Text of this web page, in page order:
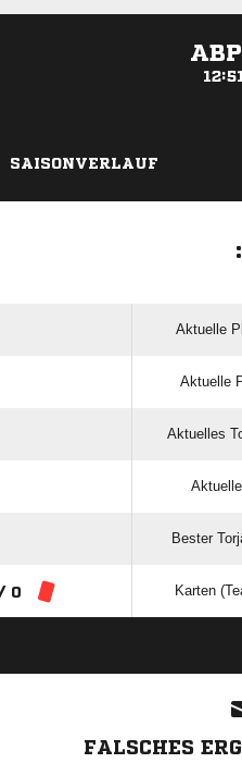
SAISONVERLAUF
:
Aktuelle
Aktuelle
Aktuelles
Bester
0 Karten
FALSCHES